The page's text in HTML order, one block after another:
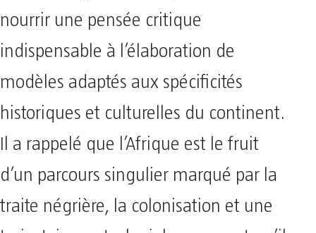
nourrir une pensée critique
indispensable à l’élaboration de
modèles adaptés aux spécificités
historiques et culturelles du continent.
Il a rappelé que l’Afrique est le fruit
d’un parcours singulier marqué par la
traite négrière, la colonisation et une